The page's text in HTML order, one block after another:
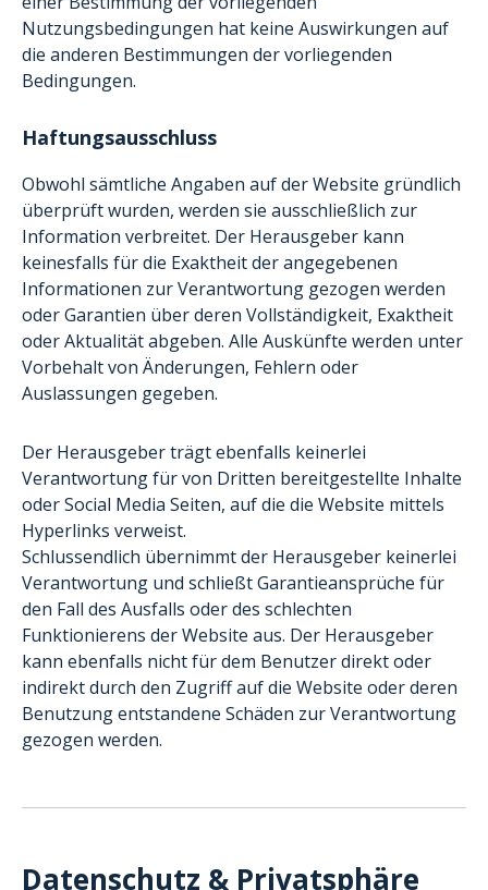
Nutzungsbedingungen hat keine Auswirkungen auf
die anderen Bestimmungen der vorliegenden
Bedingungen.
Haftungsausschluss
Obwohl sämtliche Angaben auf der Website gründlich
überprüft wurden, werden sie ausschließlich zur
Information verbreitet. Der Herausgeber kann
keinesfalls für die Exaktheit der angegebenen
Informationen zur Verantwortung gezogen werden
oder Garantien über deren Vollständigkeit, Exaktheit
oder Aktualität abgeben. Alle Auskünfte werden unter
Vorbehalt von Änderungen, Fehlern oder
Auslassungen gegeben.
Der Herausgeber trägt ebenfalls keinerlei
Verantwortung für von Dritten bereitgestellte Inhalte
oder Social Media Seiten, auf die die Website mittels
Hyperlinks verweist.
Schlussendlich übernimmt der Herausgeber keinerlei
Verantwortung und schließt Garantieansprüche für
den Fall des Ausfalls oder des schlechten
Funktionierens der Website aus. Der Herausgeber
kann ebenfalls nicht für dem Benutzer direkt oder
indirekt durch den Zugriff auf die Website oder deren
Benutzung entstandene Schäden zur Verantwortung
gezogen werden.
Datenschutz & Privatsphäre